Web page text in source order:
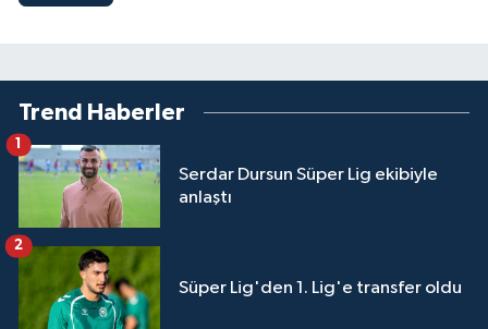
Trend Haberler
Serdar Dursun Süper Lig ekibiyle
anlaştı
1
Süper Lig'den 1. Lig'e transfer oldu
2